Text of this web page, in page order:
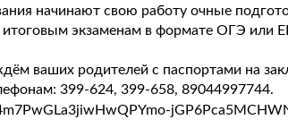
начинают свою работу очные
итоговым экзаменам в формате ОГЭ
ваших родителей с паспортами на
399-624, 399-658, 89044997744.